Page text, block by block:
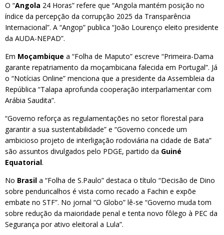
O “Angola 24 Horas” refere que “Angola mantém posição no
índice da percepção da corrupção 2025 da Transparência
Internacional”. A “Angop” publica “João Lourenço eleito presidente
da AUDA-NEPAD”.
Em Moçambique a “Folha de Maputo” escreve “Primeira-Dama
garante repatriamento da moçambicana falecida em Portugal”. Já
o “Notícias Online” menciona que a presidente da Assembleia da
República “Talapa aprofunda cooperação interparlamentar com
Arábia Saudita”.
“Governo reforça as regulamentações no setor florestal para
garantir a sua sustentabilidade” e “Governo concede um
ambicioso projeto de interligação rodoviária na cidade de Bata”
são assuntos divulgados pelo PDGE, partido da Guiné
Equatorial.
No Brasil a “Folha de S.Paulo” destaca o título “Decisão de Dino
sobre penduricalhos é vista como recado a Fachin e expõe
embate no STF”. No jornal “O Globo” lê-se “Governo muda tom
sobre redução da maioridade penal e tenta novo fôlego à PEC da
Segurança por ativo eleitoral a Lula”.